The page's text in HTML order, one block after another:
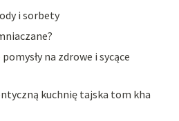
i sorbety
na zdrowe i sycące
kuchnię tajska tom kha